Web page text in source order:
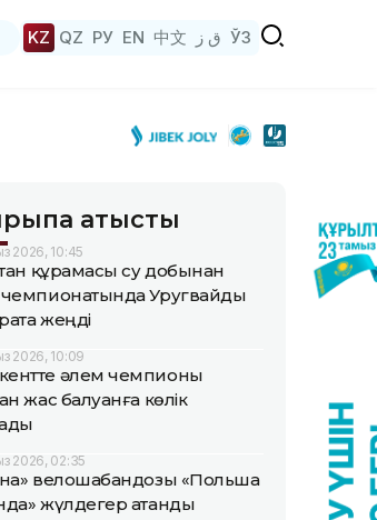
KZ QZ РУ EN 中文 ق ز ЎЗ
қатысты
2026, 10:45
құрамасы су добынан
Уругвайды
жеңді
2026, 10:09
әлем чемпионы
жас балуанға көлік
2026, 02:35
велошабандозы «Польша
жүлдегер атанды